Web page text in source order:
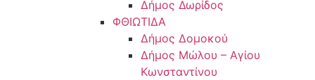
Δήμος Δωρίδος
ΦΘΙΩΤΙΔΑ
Δήμος Δομοκού
Δήμος Μώλου – Αγίου
Κωνσταντίνου